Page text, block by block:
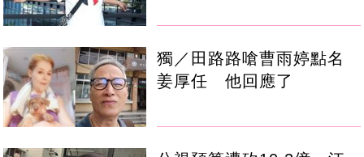
獨／田路路嗆曹雨婷點名
姜厚任 他回應了